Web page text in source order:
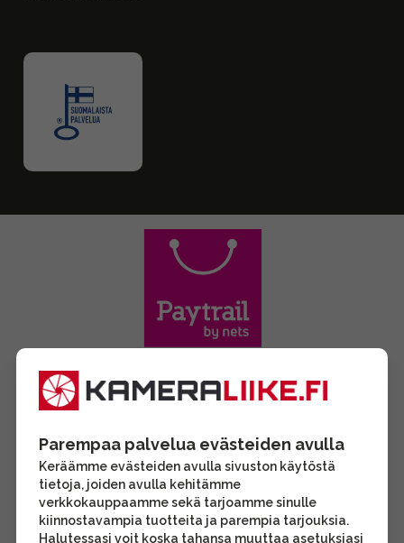
Parempaa palvelua evästeiden avulla
Keräämme evästeiden avulla sivuston käytöstä
tietoja, joiden avulla kehitämme
verkkokauppaamme sekä tarjoamme sinulle
kiinnostavampia tuotteita ja parempia tarjouksia.
Halutessasi voit koska tahansa muuttaa asetuksiasi